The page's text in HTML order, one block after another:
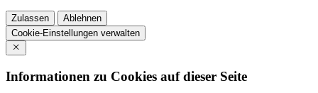
Zulassen
Ablehnen
Cookie-Einstellungen verwalten
Informationen zu Cookies auf dieser Seite